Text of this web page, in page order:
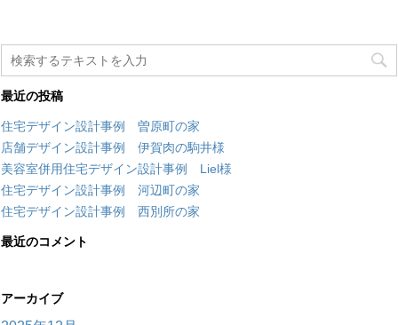
最近の投稿
住宅デザイン設計事例 曽原町の家
店舗デザイン設計事例 伊賀肉の駒井様
美容室併用住宅デザイン設計事例 Liel様
住宅デザイン設計事例 河辺町の家
住宅デザイン設計事例 西別所の家
最近のコメント
アーカイブ